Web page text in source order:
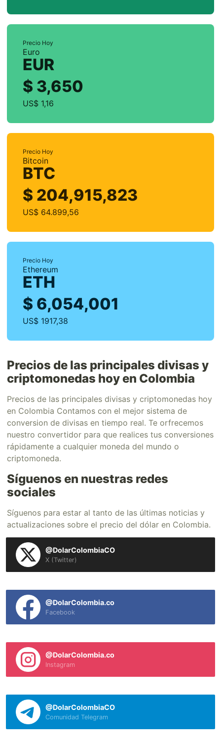
Precio Hoy
Euro
EUR
$ 3,650
US$ 1,16
Precio Hoy
Bitcoin
BTC
$ 204,915,823
US$ 64.899,56
Precio Hoy
Ethereum
ETH
$ 6,054,001
US$ 1917,38
Precios de las principales divisas y
criptomonedas hoy en Colombia
Precios de las principales divisas y criptomonedas hoy
en Colombia Contamos con el mejor sistema de
conversion de divisas en tiempo real. Te orfrecemos
nuestro convertidor para que realices tus conversiones
rápidamente a cualquier moneda del mundo o
criptomoneda.
Síguenos en nuestras redes
sociales
Síguenos para estar al tanto de las últimas noticias y
actualizaciones sobre el precio del dólar en Colombia.
@DolarColombiaCO
X (Twitter)
@DolarColombia.co
Facebook
@DolarColombia.co
Instagram
@DolarColombiaCO
Comunidad Telegram